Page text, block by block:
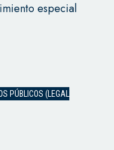
especial
PÚBLICOS (LEGAL